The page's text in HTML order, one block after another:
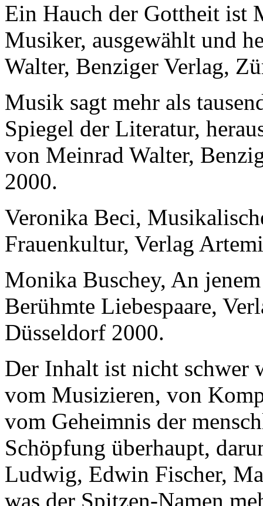
Ein Hauch der Gottheit ist
Musiker, ausgewählt und
Walter, Benziger Verlag,
Musik sagt mehr als
Spiegel der Literatur,
von Meinrad Walter,
2000.
Veronika Beci,
Frauenkultur, Verlag
Monika Buschey, An
Berühmte Liebespaare,
Düsseldorf 2000.
Der Inhalt ist nicht schwer
vom Musizieren, von
vom Geheimnis der
Schöpfung überhaupt,
Ludwig, Edwin Fischer,
was der Spitzen-Namen